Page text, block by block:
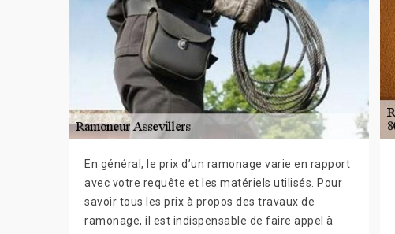
En général, le prix d’un ramonage varie en rapport
avec votre requête et les matériels utilisés. Pour
savoir tous les prix à propos des travaux de
ramonage, il est indispensable de faire appel à